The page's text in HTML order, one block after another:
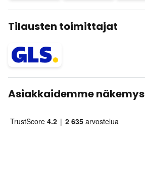
Tilausten toimittajat
Asiakkaidemme näkemys